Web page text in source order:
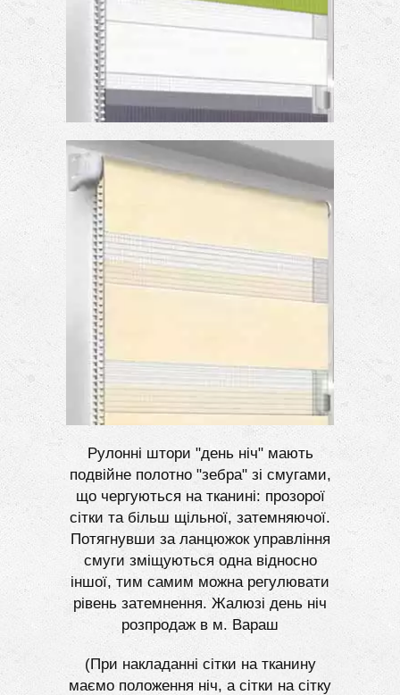
Рулонні штори "день ніч" мають
подвійне полотно "зебра" зі смугами,
що чергуються на тканині: прозорої
сітки та більш щільної, затемняючої.
Потягнувши за ланцюжок управління
смуги зміщуються одна відносно
іншої, тим самим можна регулювати
рівень затемнення. Жалюзі день ніч
розпродаж в м. Вараш
(При накладанні сітки на тканину
маємо положення ніч, а сітки на сітку